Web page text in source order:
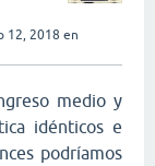
12, 2018 en
medio y
idénticos e
podríamos